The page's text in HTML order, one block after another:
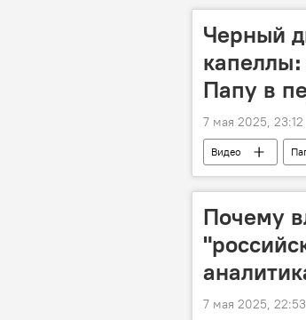
Черный
Папу в
7 мая 2025, 23:12
Видео
Почему
7 мая 2025, 22:53